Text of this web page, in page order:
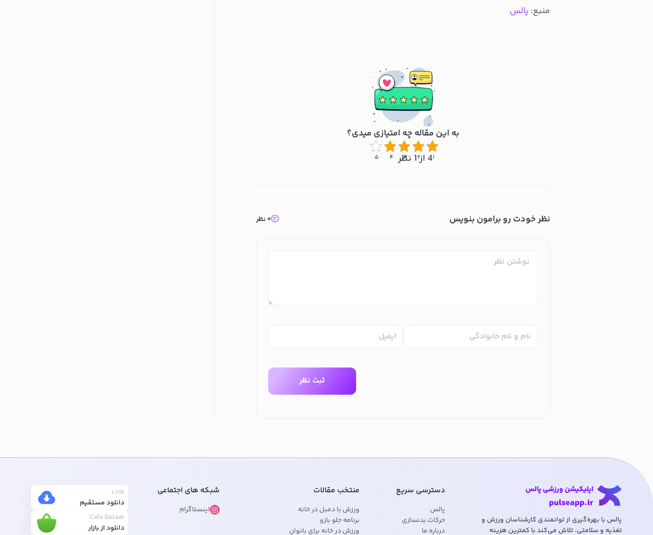
منبع: پالس
به این مقاله چه امتیازی میدی؟
4 از 1 نظر۱ ۲ ۳ ۴ ۵
نظر خودت رو برامون بنویس ۰ نظر
نام و نام خانوادگی ایمیل
ثبت نظر
پالس با بهره‌گیری از توانمندی کارشناسان ورزش و
تغذیه و سلامتی، تلاش می‌کند با کمترین هزینه
دسترسی سریع
پالس
حرکات بدنسازی
درباره ما
منتخب مقالات
ورزش با دمبل در خانه
برنامه جلو بازو
ورزش در خانه برای بانوان
شبکه های اجتماعی
اینستاگرام
Link
دانلود مستقیم
Cafe Bazaar
دانلود از بازار